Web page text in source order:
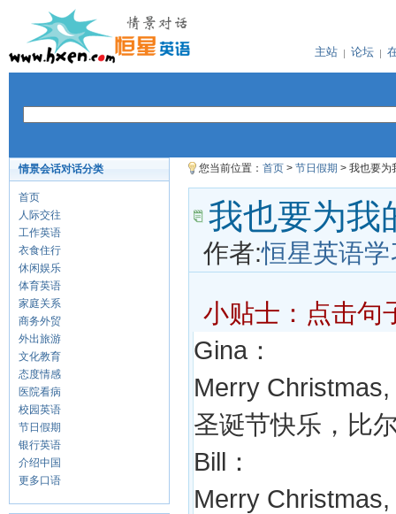
主站 论坛
情景会话对话分类
首页
人际交往
工作英语
衣食住行
休闲娱乐
体育英语
家庭关系
商务外贸
外出旅游
文化教育
态度情感
医院看病
校园英语
节日假期
银行英语
介绍中国
更多口语
您当前位置： 首页 > 节日假期 > 我也要为
我也要为我
作者:恒星英语学
小贴士：点击句
Gina：
Merry Christmas,
圣诞节快乐，比
Bill：
Merry